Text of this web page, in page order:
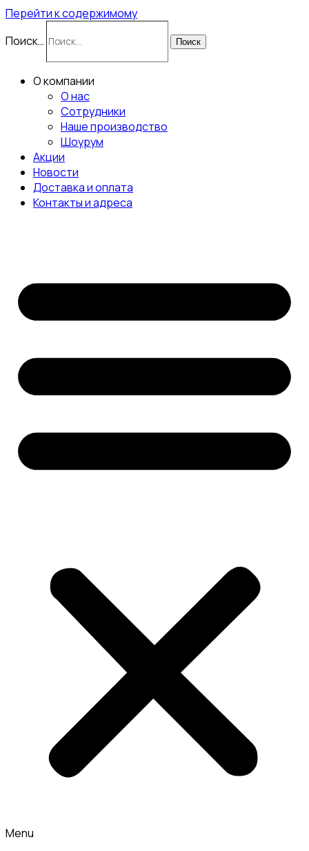
Перейти к содержимому
Поиск…
Поиск
О компании
О нас
Сотрудники
Наше производство
Шоурум
Акции
Новости
Доставка и оплата
Контакты и адреса
Menu